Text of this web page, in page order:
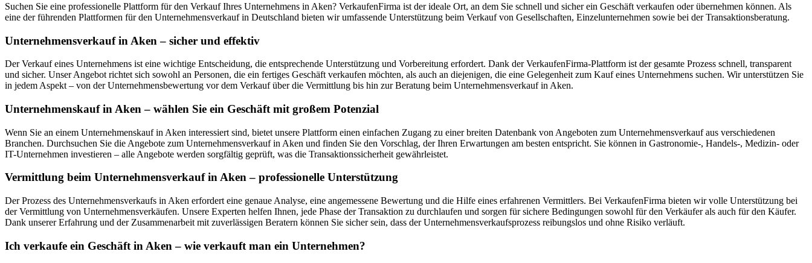
Suchen Sie eine professionelle Plattform für den Verkauf Ihres Unternehmens in Aken? VerkaufenFirma ist der ideale Ort, an dem Sie schnell und sicher ein Geschäft verkaufen oder übernehmen können. Als
eine der führenden Plattformen für den Unternehmensverkauf in Deutschland bieten wir umfassende Unterstützung beim Verkauf von Gesellschaften, Einzelunternehmen sowie bei der Transaktionsberatung.
Unternehmensverkauf in Aken – sicher und effektiv
Der Verkauf eines Unternehmens ist eine wichtige Entscheidung, die entsprechende Unterstützung und Vorbereitung erfordert. Dank der VerkaufenFirma-Plattform ist der gesamte Prozess schnell, transparent
und sicher. Unser Angebot richtet sich sowohl an Personen, die ein fertiges Geschäft verkaufen möchten, als auch an diejenigen, die eine Gelegenheit zum Kauf eines Unternehmens suchen. Wir unterstützen Sie
in jedem Aspekt – von der Unternehmensbewertung vor dem Verkauf über die Vermittlung bis hin zur Beratung beim Unternehmensverkauf in Aken.
Unternehmenskauf in Aken – wählen Sie ein Geschäft mit großem Potenzial
Wenn Sie an einem Unternehmenskauf in Aken interessiert sind, bietet unsere Plattform einen einfachen Zugang zu einer breiten Datenbank von Angeboten zum Unternehmensverkauf aus verschiedenen
Branchen. Durchsuchen Sie die Angebote zum Unternehmensverkauf in Aken und finden Sie den Vorschlag, der Ihren Erwartungen am besten entspricht. Sie können in Gastronomie-, Handels-, Medizin- oder
IT-Unternehmen investieren – alle Angebote werden sorgfältig geprüft, was die Transaktionssicherheit gewährleistet.
Vermittlung beim Unternehmensverkauf in Aken – professionelle Unterstützung
Der Prozess des Unternehmensverkaufs in Aken erfordert eine genaue Analyse, eine angemessene Bewertung und die Hilfe eines erfahrenen Vermittlers. Bei VerkaufenFirma bieten wir volle Unterstützung bei
der Vermittlung von Unternehmensverkäufen. Unsere Experten helfen Ihnen, jede Phase der Transaktion zu durchlaufen und sorgen für sichere Bedingungen sowohl für den Verkäufer als auch für den Käufer.
Dank unserer Erfahrung und der Zusammenarbeit mit zuverlässigen Beratern können Sie sicher sein, dass der Unternehmensverkaufsprozess reibungslos und ohne Risiko verläuft.
Ich verkaufe ein Geschäft in Aken – wie verkauft man ein Unternehmen?